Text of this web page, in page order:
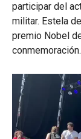
participar del
militar. Estela
premio Nobel
conmemoración.
Reproductor
de
vídeo